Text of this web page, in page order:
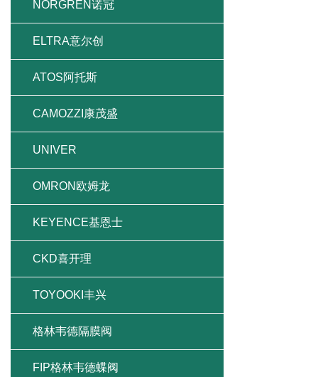
NORGREN诺冠
ELTRA意尔创
ATOS阿托斯
CAMOZZI康茂盛
UNIVER
OMRON欧姆龙
KEYENCE基恩士
CKD喜开理
TOYOOKI丰兴
格林韦德隔膜阀
FIP格林韦德蝶阀